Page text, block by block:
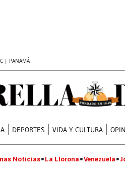
| PANAMÁ
DEPORTES VIDA Y CULTURA
Noticias La Llorona Venezuela